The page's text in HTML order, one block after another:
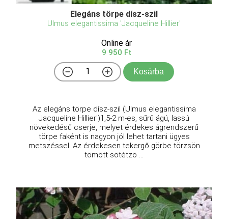
Elegáns törpe dísz-szil
Ulmus elegantissima 'Jacqueline Hillier'
Online ár
9 950 Ft
Kosárba
Az elegáns törpe dísz-szil (Ulmus elegantissima
Jacqueline Hillier')1,5-2 m-es, sűrű ágú, lassú
növekedésű cserje, melyet érdekes ágrendszerű
törpe faként is nagyon jól lehet tartani ügyes
metszéssel. Az érdekesen tekergő görbe törzsön
tömött sötétzö ...